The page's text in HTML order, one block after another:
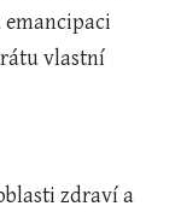
emancipaci
vlastní
zdraví a